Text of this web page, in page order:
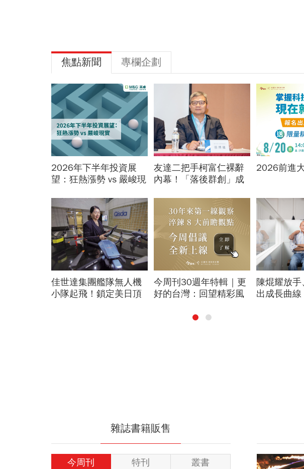
焦點新聞 專欄企劃
2026年下半年投資展
望：狂熱漲勢 vs 嚴峻現
友達二把手柯富仁裸辭
內幕！「落後群創」成
2026前進
佳世達集團艦隊無人機
小隊起飛！鎖定美日頂
今周刊30週年特輯｜更
好的台灣：回望精彩風
陳焜耀放
出成長曲
動態
雜誌書籍販售
今周刊 特刊 叢書